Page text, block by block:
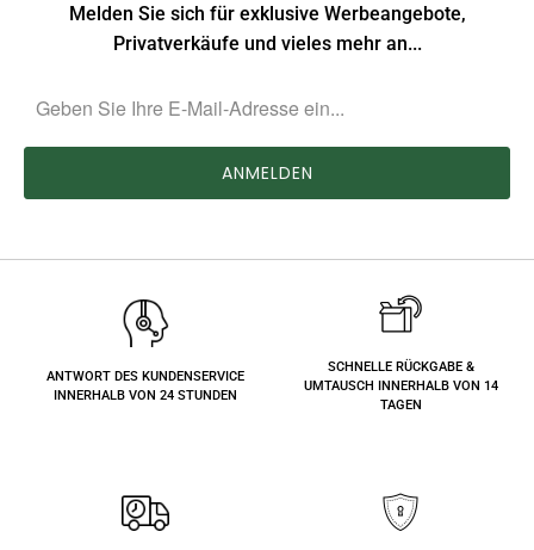
Melden Sie sich für exklusive Werbeangebote,
Privatverkäufe und vieles mehr an...
ANTWORT DES KUNDENSERVICE
INNERHALB VON 24 STUNDEN
SCHNELLE RÜCKGABE &
UMTAUSCH INNERHALB VON 14
TAGEN